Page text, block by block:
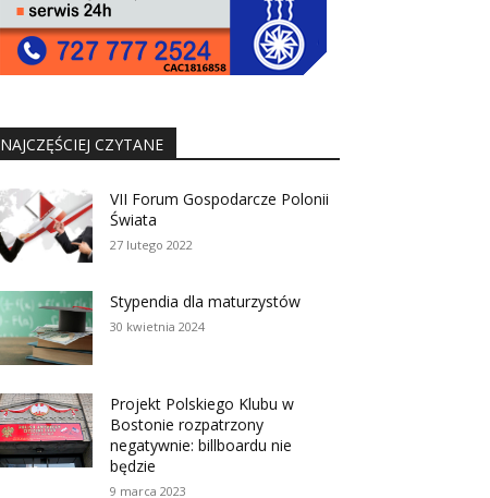
NAJCZĘŚCIEJ CZYTANE
VII Forum Gospodarcze Polonii
Świata
27 lutego 2022
Stypendia dla maturzystów
30 kwietnia 2024
Projekt Polskiego Klubu w
Bostonie rozpatrzony
negatywnie: billboardu nie
będzie
9 marca 2023